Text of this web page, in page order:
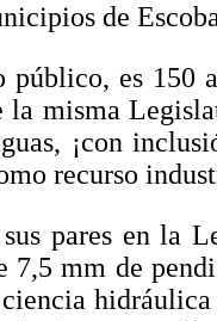
de
es 150
la misma
¡con
recurso
pares en la
7,5 mm de
hidráulica